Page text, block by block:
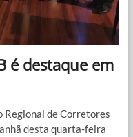
é destaque em
Regional de Corretores
desta quarta-feira